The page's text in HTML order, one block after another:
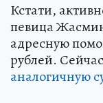
Кстати,
певица
адресную
рублей.
аналогичную